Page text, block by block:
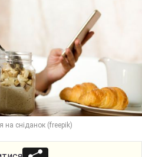
на сніданок (freepik)